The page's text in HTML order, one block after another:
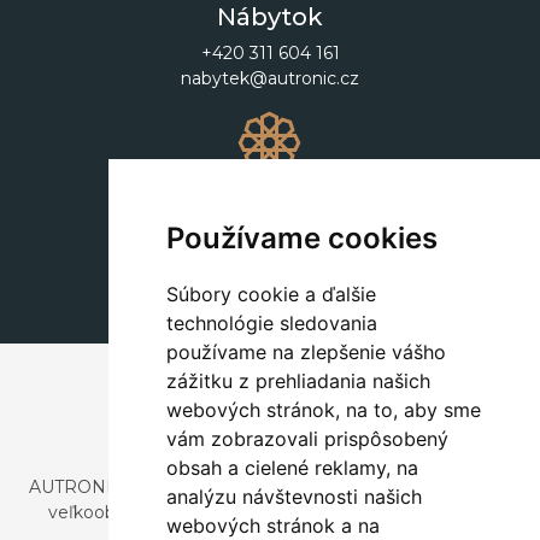
Používame cookies
Súbory cookie a ďalšie
technológie sledovania
používame na zlepšenie vášho
zážitku z prehliadania našich
webových stránok, na to, aby sme
vám zobrazovali prispôsobený
obsah a cielené reklamy, na
analýzu návštevnosti našich
webových stránok a na
Nábytok
+420 311 604 161
nabytek@autronic.cz
+420 311 604 182
dekorace@autronic.cz
AUTRONIC, s.r.o. je spoločnosť zaoberajúca sa dovozom a
veľkoobchodným predajom dizajnového aj štýlového